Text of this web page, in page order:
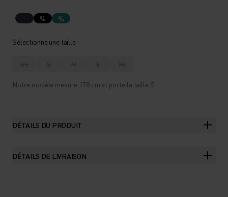
% %
Sélectionne une taille
XS S M L XL
Notre modèle mesure 178 cm et porte la taille S.
DÉTAILS DU PRODUIT
DÉTAILS DE LIVRAISON